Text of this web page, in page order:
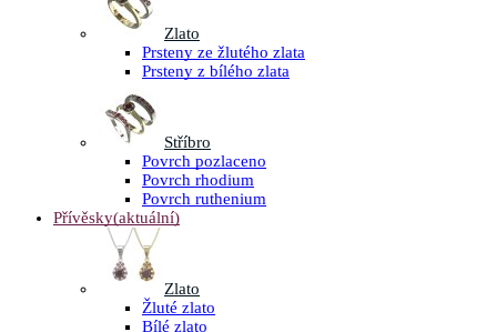
Zlato
Prsteny ze žlutého zlata
Prsteny z bílého zlata
Stříbro
Povrch pozlaceno
Povrch rhodium
Povrch ruthenium
Přívěsky(aktuální)
Zlato
Žluté zlato
Bílé zlato